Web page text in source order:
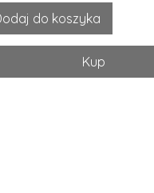
do koszyka
Kup